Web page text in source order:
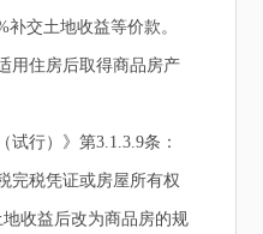
交土地收益等价款。
用住房后取得商品房产
行）》第3.1.3.9条：
完税凭证或房屋所有权
收益后改为商品房的规